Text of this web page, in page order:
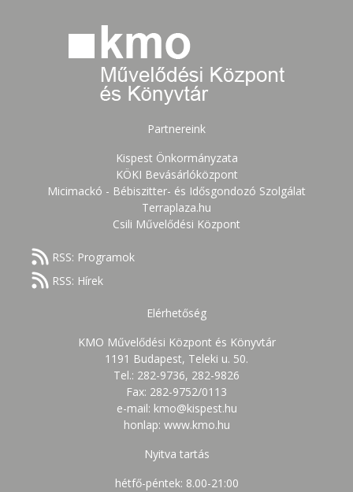
Partnereink
Kispest Önkormányzata
KÖKI Bevásárlóközpont
Micimackó - Bébiszitter- és Idősgondozó Szolgálat
Terraplaza.hu
Csili Művelődési Központ
RSS: Programok
RSS: Hírek
Elérhetőség
KMO Művelődési Központ és Könyvtár
1191 Budapest, Teleki u. 50.
Tel.: 282-9736, 282-9826
Fax: 282-9752/0113
e-mail: kmo@kispest.hu
honlap: www.kmo.hu
Nyitva tartás
hétfő-péntek: 8.00-21:00